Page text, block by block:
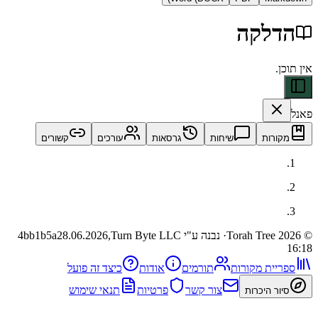
שיחות גרסאות עורכים קשורים
· נבנה ע"י Turn Byte LLC 4bb1b5a28.06.2026,
מקורות תורמים אודות כיצד זה פועל
היכרות צור קשר פרטיות תנאי שימוש